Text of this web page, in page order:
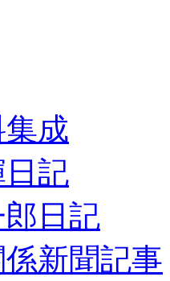
成
記
日記
新聞記事